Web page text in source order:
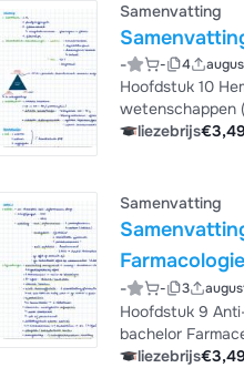
Samenvatting
- - 4
Hoofdstuk 10
wetenschappen
liezebrijs€3,49
Samenvatting
- - 3
Hoofdstuk 9
bachelor
wetenschappen.
liezebrijs€3,49